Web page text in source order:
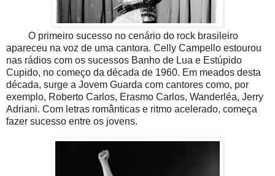
O primeiro sucesso no cenário do rock brasileiro
apareceu na voz de uma cantora. Celly Campello estourou
nas rádios com os sucessos Banho de Lua e Estúpido
Cupido, no começo da década de 1960. Em meados desta
década, surge a Jovem Guarda com cantores como, por
exemplo, Roberto Carlos, Erasmo Carlos, Wanderléa, Jerry
Adriani. Com letras românticas e ritmo acelerado, começa
fazer sucesso entre os jovens.